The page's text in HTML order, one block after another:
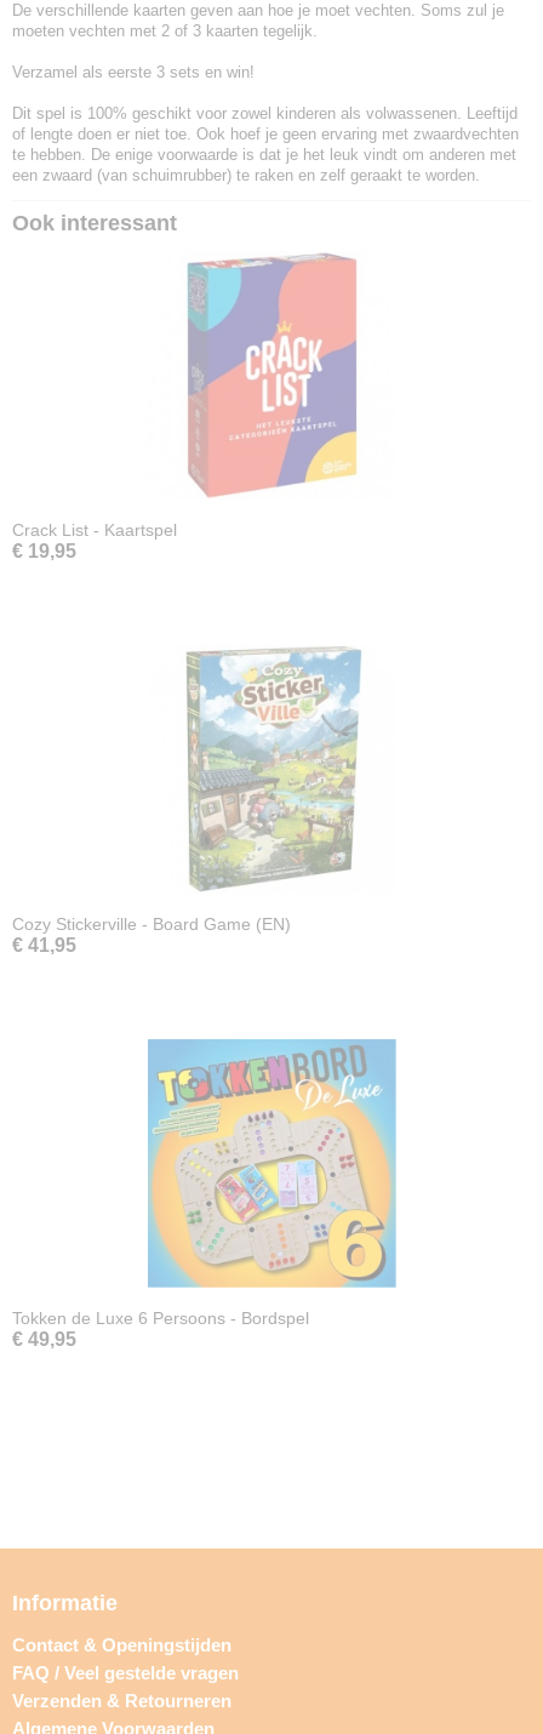
De verschillende kaarten geven aan hoe je moet vechten. Soms zul je
moeten vechten met 2 of 3 kaarten tegelijk.
Verzamel als eerste 3 sets en win!
Dit spel is 100% geschikt voor zowel kinderen als volwassenen. Leeftijd
of lengte doen er niet toe. Ook hoef je geen ervaring met zwaardvechten
te hebben. De enige voorwaarde is dat je het leuk vindt om anderen met
een zwaard (van schuimrubber) te raken en zelf geraakt te worden.
Ook interessant
Crack List - Kaartspel
€ 19,95
Cozy Stickerville - Board Game (EN)
€ 41,95
Tokken de Luxe 6 Persoons - Bordspel
€ 49,95
Informatie
Contact & Openingstijden
FAQ / Veel gestelde vragen
Verzenden & Retourneren
Algemene Voorwaarden